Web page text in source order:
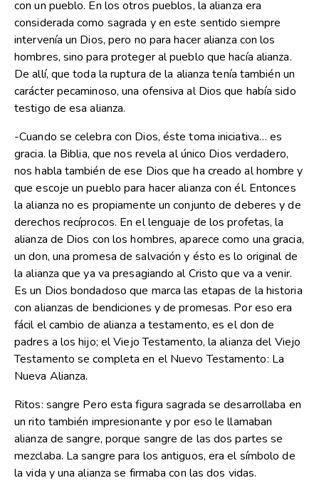
con un pueblo. En los otros pueblos, la alianza era
considerada como sagrada y en este sentido siempre
intervenía un Dios, pero no para hacer alianza con los
hombres, sino para proteger al pueblo que hacía alianza.
De allí, que toda la ruptura de la alianza tenía también un
carácter pecaminoso, una ofensiva al Dios que había sido
testigo de esa alianza.
-Cuando se celebra con Dios, éste toma iniciativa… es
gracia. la Biblia, que nos revela al único Dios verdadero,
nos habla también de ese Dios que ha creado al hombre y
que escoje un pueblo para hacer alianza con él. Entonces
la alianza no es propiamente un conjunto de deberes y de
derechos recíprocos. En el lenguaje de los profetas, la
alianza de Dios con los hombres, aparece como una gracia,
un don, una promesa de salvación y ésto es lo original de
la alianza que ya va presagiando al Cristo que va a venir.
Es un Dios bondadoso que marca las etapas de la historia
con alianzas de bendiciones y de promesas. Por eso era
fácil el cambio de alianza a testamento, es el don de
padres a los hijo; el Viejo Testamento, la alianza del Viejo
Testamento se completa en el Nuevo Testamento: La
Nueva Alianza.
Ritos: sangre Pero esta figura sagrada se desarrollaba en
un rito también impresionante y por eso le llamaban
alianza de sangre, porque sangre de las dos partes se
mezclaba. La sangre para los antiguos, era el símbolo de
la vida y una alianza se firmaba con las dos vidas.